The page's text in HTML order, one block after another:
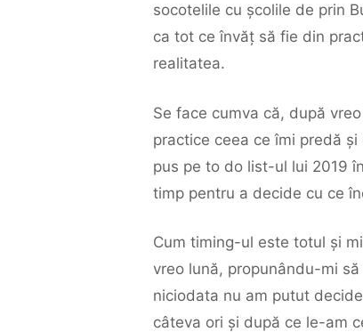
socotelile cu școlile de prin
ca tot ce învăț să fie din
realitatea.
Se face cumva că, după
practice ceea ce îmi predă
pus pe to do list-ul lui 2019
timp pentru a decide cu ce
Cum timing-ul este totul și
vreo lună, propunându-mi
niciodata nu am putut
câteva ori și după ce le-am